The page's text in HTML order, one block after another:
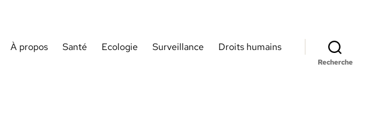
À propos Santé Ecologie Surveillance Droits humains
Recherche